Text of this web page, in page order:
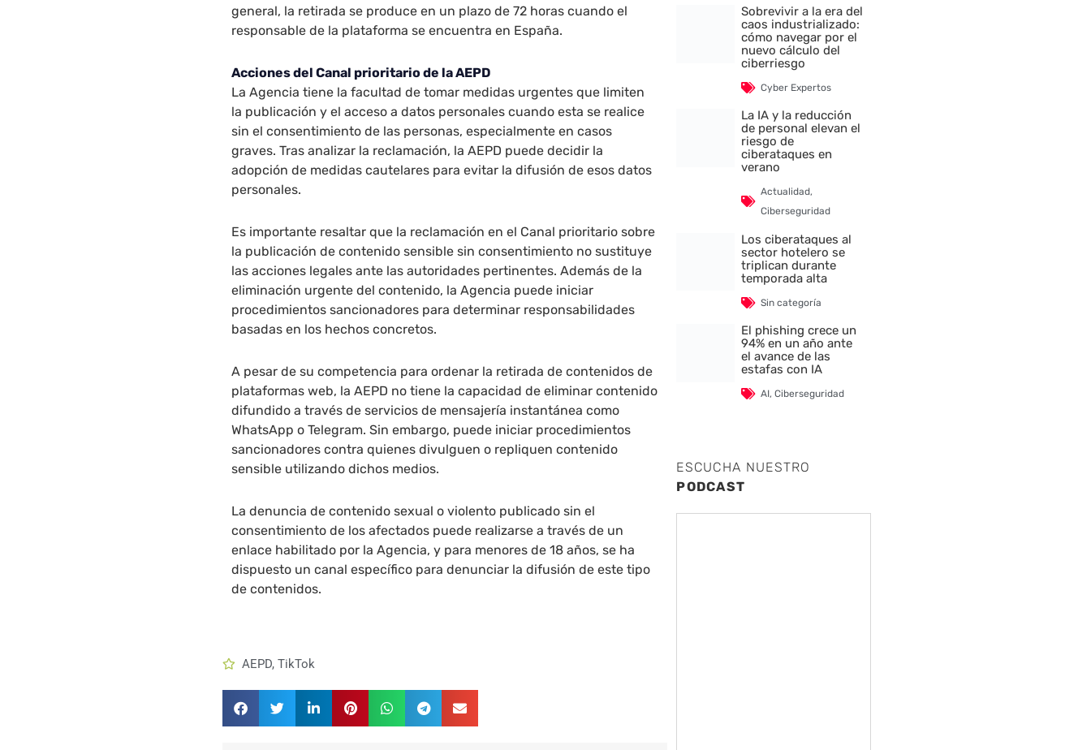
general, la retirada se produce en un plazo de 72 horas cuando el
responsable de la plataforma se encuentra en España.
Acciones del Canal prioritario de la AEPD
La Agencia tiene la facultad de tomar medidas urgentes que limiten
la publicación y el acceso a datos personales cuando esta se realice
sin el consentimiento de las personas, especialmente en casos
graves. Tras analizar la reclamación, la AEPD puede decidir la
adopción de medidas cautelares para evitar la difusión de esos datos
personales.
Es importante resaltar que la reclamación en el Canal prioritario sobre
la publicación de contenido sensible sin consentimiento no sustituye
las acciones legales ante las autoridades pertinentes. Además de la
eliminación urgente del contenido, la Agencia puede iniciar
procedimientos sancionadores para determinar responsabilidades
basadas en los hechos concretos.
A pesar de su competencia para ordenar la retirada de contenidos de
plataformas web, la AEPD no tiene la capacidad de eliminar contenido
difundido a través de servicios de mensajería instantánea como
WhatsApp o Telegram. Sin embargo, puede iniciar procedimientos
sancionadores contra quienes divulguen o repliquen contenido
sensible utilizando dichos medios.
La denuncia de contenido sexual o violento publicado sin el
consentimiento de los afectados puede realizarse a través de un
enlace habilitado por la Agencia, y para menores de 18 años, se ha
dispuesto un canal específico para denunciar la difusión de este tipo
de contenidos.
AEPD,TikTok
Sobrevivir a la era del
caos industrializado:
cómo navegar por el
nuevo cálculo del
ciberriesgo
Cyber Expertos
La IA y la reducción
de personal elevan el
riesgo de
ciberataques en
verano
Actualidad,
Ciberseguridad
Los ciberataques al
sector hotelero se
triplican durante
temporada alta
Sin categoría
El phishing crece un
94% en un año ante
el avance de las
estafas con IA
AI,Ciberseguridad
ESCUCHA NUESTRO
PODCAST